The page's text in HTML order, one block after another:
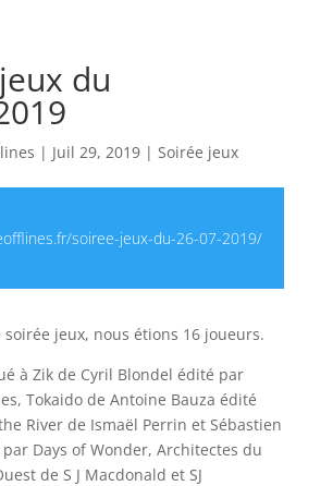
du
| Juil 29, 2019| Soirée jeux
soiree-jeux-du-26-07-2019/
jeux, nous étions 16 joueurs.
à Zik de Cyril Blondel édité par
Tokaido de Antoine Bauza édité
River de Ismaël Perrin et Sébastien
Days of Wonder, Architectes du
de S J Macdonald et SJ